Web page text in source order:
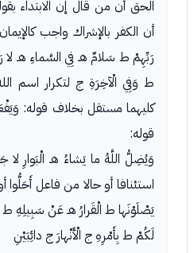
الحق أن من قال إن الابتداء
أن الكفر بالإشراك واجب
رَبِّهِمْ ط سَلامٌ هـ فِي السَّماءِ هـ لا
ط وَفِي الْآخِرَةِ ج لتكرار اسم
كليهما مستقل بخلاف قوله:
قوله:
وَيُضِلُّ اللَّهُ ما يَشاءُ هـ الْبَوارِ
استئنافا أو حالا من فاعل
يَصْلَوْنَها ط الْقَرارُ هـ عَنْ سَبِيلِهِ ط
لَكُمْ ط بِأَمْرِهِ ج الْأَنْهارَ ج دائِبَيْنِ